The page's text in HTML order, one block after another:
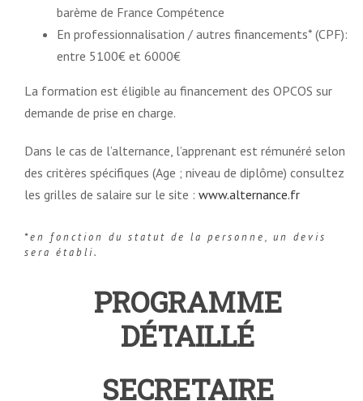
barème de France Compétence
En professionnalisation / autres financements* (CPF):
entre 5100€ et 6000€
La formation est éligible au financement des OPCOS sur
demande de prise en charge.
Dans le cas de l’alternance, l’apprenant est rémunéré selon
des critères spécifiques (Age ; niveau de diplôme) consultez
les grilles de salaire sur le site : www.alternance.fr
*en fonction du statut de la personne, un devis
sera établi.
PROGRAMME
DÉTAILLÉ
SECRETAIRE